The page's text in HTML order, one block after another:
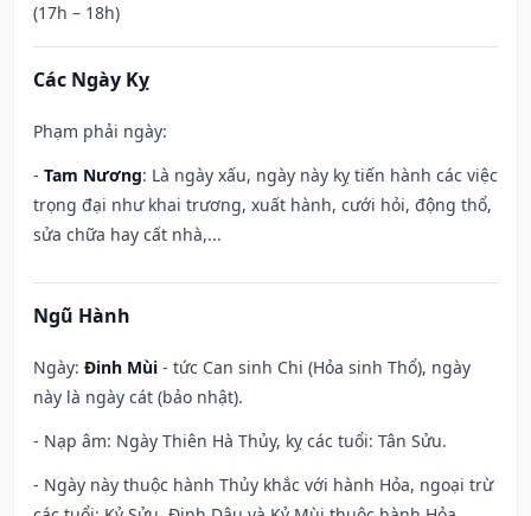
(17h – 18h)
Các Ngày Kỵ
Phạm phải ngày:
- Tam Nương: Là ngày xấu, ngày này kỵ tiến hành các việc
trọng đại như khai trương, xuất hành, cưới hỏi, động thổ,
sửa chữa hay cất nhà,...
Ngũ Hành
Ngày: Đinh Mùi - tức Can sinh Chi (Hỏa sinh Thổ), ngày
này là ngày cát (bảo nhật).
- Nạp âm: Ngày Thiên Hà Thủy, kỵ các tuổi: Tân Sửu.
- Ngày này thuộc hành Thủy khắc với hành Hỏa, ngoại trừ